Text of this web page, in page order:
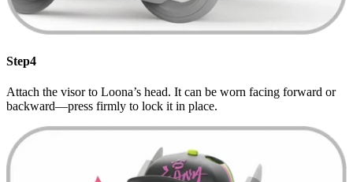
Step4
Attach the visor to Loona’s head. It can be worn facing forward or
backward—press firmly to lock it in place.